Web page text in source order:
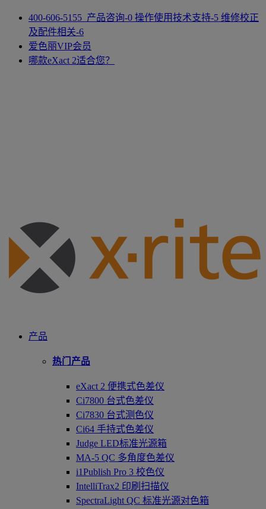
400-606-5155 产品咨询-0 操作使用技术支持-5 维修校正
及配件相关-6
爱色丽VIP会员
哪款eXact 2适合您？
产品
热门产品
eXact 2 便携式色差仪
Ci7800 台式色差仪
Ci7830 台式测色仪
Ci64 手持式色差仪
Judge LED标准光源箱
MA-5 QC 多角度色差仪
i1Publish Pro 3 校色仪
IntelliTrax2 印刷扫描仪
SpectraLight QC 标准光源对色箱